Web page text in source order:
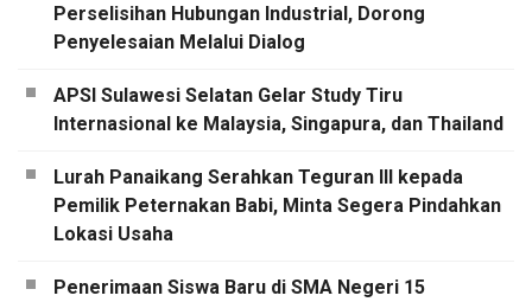
Perselisihan Hubungan Industrial, Dorong
Penyelesaian Melalui Dialog
APSI Sulawesi Selatan Gelar Study Tiru
Internasional ke Malaysia, Singapura, dan Thailand
Lurah Panaikang Serahkan Teguran III kepada
Pemilik Peternakan Babi, Minta Segera Pindahkan
Lokasi Usaha
Penerimaan Siswa Baru di SMA Negeri 15